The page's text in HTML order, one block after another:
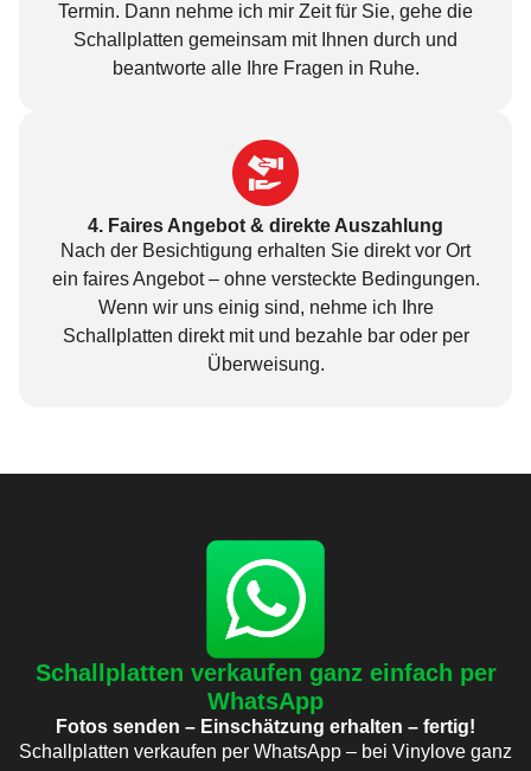
Termin. Dann nehme ich mir Zeit für Sie, gehe die
Schallplatten gemeinsam mit Ihnen durch und
beantworte alle Ihre Fragen in Ruhe.
4. Faires Angebot & direkte Auszahlung
Nach der Besichtigung erhalten Sie direkt vor Ort
ein faires Angebot – ohne versteckte Bedingungen.
Wenn wir uns einig sind, nehme ich Ihre
Schallplatten direkt mit und bezahle bar oder per
Überweisung.
Schallplatten verkaufen ganz einfach per
WhatsApp
Fotos senden – Einschätzung erhalten – fertig!
Schallplatten verkaufen per WhatsApp – bei Vinylove ganz